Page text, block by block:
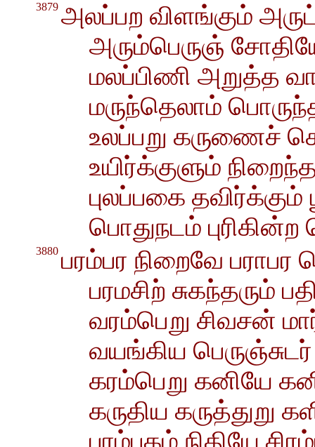
3879 அலப்பற விளங்கும்
அரும்பெருஞ்
மலப்பிணி அறுத்த
மருந்தெலாம்
உலப்பறு கருணைச்
உயிர்க்குளும்
புலப்பகை
பொதுநடம்
3880 பரம்பர நிறைவே பராபர
பரமசிற் சுகந்தரும்
வரம்பெறு சிவசன்
வயங்கிய
கரம்பெறு கனியே
கருதிய கருத்துறு